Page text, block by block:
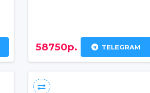
58750р. TELEGRAM